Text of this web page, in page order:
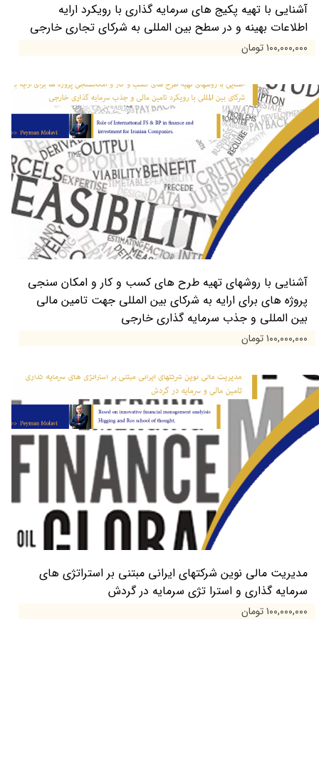
آشنایی با تهیه پکیج های سرمایه گذاری با رویکرد ارایه
اطلاعات بهینه و در سطح بین المللی به شرکای تجاری خارجی
۱۰۰,۰۰۰,۰۰۰ تومان
آشنایی با روشهای تهیه طرح های کسب و کار و امکان سنجی
پروژه های برای ارایه به شرکای بین المللی جهت تامین مالی
بین المللی و جذب سرمایه گذاری خارجی
۱۰۰,۰۰۰,۰۰۰ تومان
مدیریت مالی نوین شرکتهای ایرانی مبتنی بر استراتژی های
سرمایه گذاری و استرا تژی سرمایه در گردش
۱۰۰,۰۰۰,۰۰۰ تومان